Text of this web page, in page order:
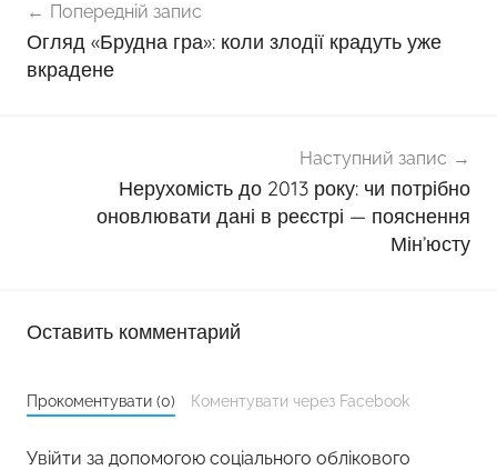
записів
Попередній запис
Огляд «Брудна гра»: коли злодії крадуть уже
вкрадене
Наступний запис
Нерухомість до 2013 року: чи потрібно
оновлювати дані в реєстрі — пояснення
Мін’юсту
Оставить комментарий
Прокоментувати (0) Коментувати через Facebook
Увійти за допомогою соціального облікового